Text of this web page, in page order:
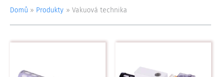
Domů
Produkty Vakuová technika